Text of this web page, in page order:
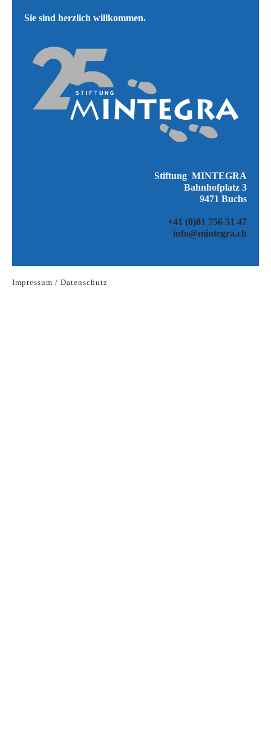
​Sie sind herzlich willkommen.
Stiftung MINTEGRA
Bahnhofplatz 3
9471 Buchs
+41 (0)81 756 51 47
info@mintegra.ch
​Impressum / Datenschutz